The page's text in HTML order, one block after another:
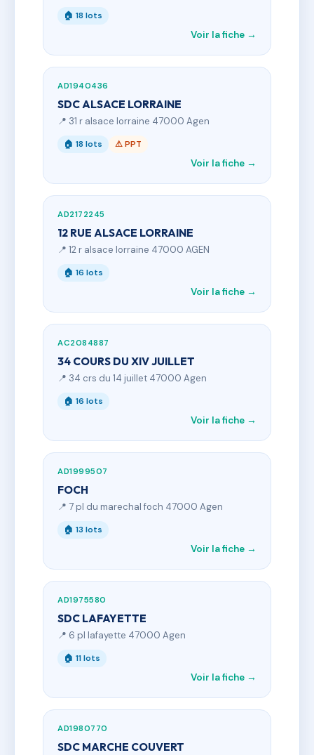
🏠 18 lots
Voir la fiche →
AD1940436
SDC ALSACE LORRAINE
📍 31 r alsace lorraine 47000 Agen
🏠 18 lots ⚠ PPT
Voir la fiche →
AD2172245
12 RUE ALSACE LORRAINE
📍 12 r alsace lorraine 47000 AGEN
🏠 16 lots
Voir la fiche →
AC2084887
34 COURS DU XIV JUILLET
📍 34 crs du 14 juillet 47000 Agen
🏠 16 lots
Voir la fiche →
AD1999507
FOCH
📍 7 pl du marechal foch 47000 Agen
🏠 13 lots
Voir la fiche →
AD1975580
SDC LAFAYETTE
📍 6 pl lafayette 47000 Agen
🏠 11 lots
Voir la fiche →
AD1980770
SDC MARCHE COUVERT